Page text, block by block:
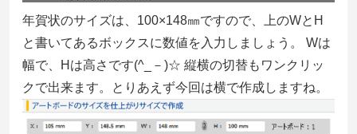
年賀状のサイズは、100×148㎜ですので、上のWとH
と書いてあるボックスに数値を入力しましょう。 Wは
幅で、Hは高さです(^_－)☆ 縦横の切替もワンクリッ
クで出来ます。とりあえず今回は横で作成しますね。